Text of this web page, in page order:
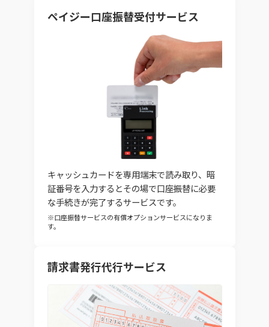
ペイジー口座振替受付サービス
キャッシュカードを専用端末で読み取り、暗
証番号を入力するとその場で口座振替に必要
な手続きが完了するサービスです。
※口座振替サービスの有償オプションサービスになりま
す。
請求書発行代行サービス